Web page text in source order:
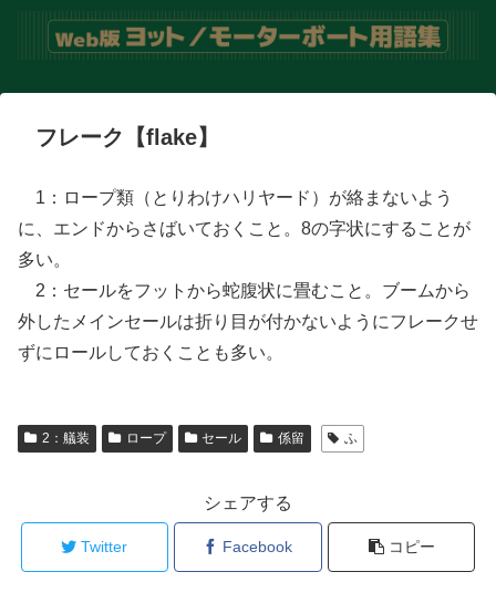
フレーク【flake】
1：ロープ類（とりわけハリヤード）が絡まないよう
に、エンドからさばいておくこと。8の字状にすることが
多い。
2：セールをフットから蛇腹状に畳むこと。ブームから
外したメインセールは折り目が付かないようにフレークせ
ずにロールしておくことも多い。
2：艤装 ロープ セール 係留 ふ
シェアする
Twitter Facebook コピー